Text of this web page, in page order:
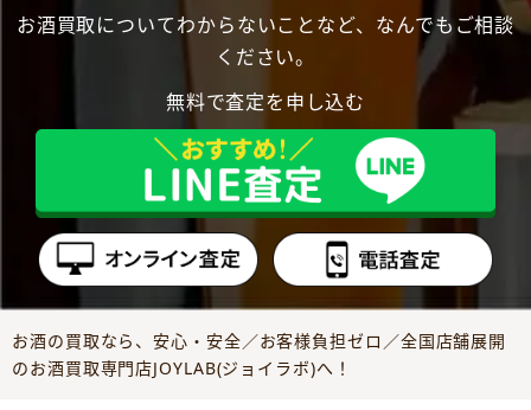
お酒買取についてわからないことなど、なんでもご相談
ください。
無料で査定を申し込む
お酒の買取なら、安心・安全／お客様負担ゼロ／全国店舗展開
のお酒買取専門店JOYLAB(ジョイラボ)へ！